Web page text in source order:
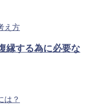
縁する為に必要な
は？